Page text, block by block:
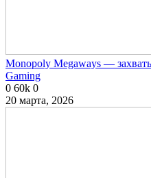
Monopoly Megaways —
Gaming
0 60k 0
20 марта, 2026